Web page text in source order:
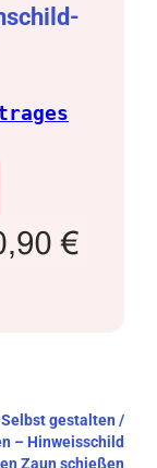
Selbst gestalten /
– Hinweisschild
Zaun schießen